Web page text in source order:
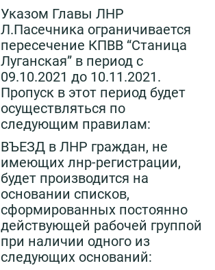
Указом Главы ЛНР
Л.Пасечника ограничивается
пересечение КПВВ “Станица
Луганская” в период с
09.10.2021 до 10.11.2021.
Пропуск в этот период будет
осуществляться по
следующим правилам:
ВЪЕЗД в ЛНР граждан, не
имеющих лнр-регистрации,
будет производится на
основании списков,
сформированных постоянно
действующей рабочей группой
при наличии одного из
следующих оснований: